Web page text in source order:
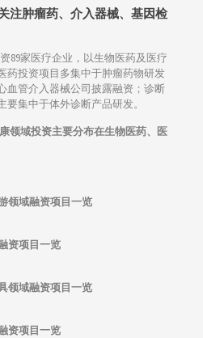
注肿瘤药、介入器械、基因检
89家医疗企业，以生物医药及医疗
药投资项目多集中于肿瘤药物研发
血管介入器械公司披露融资；诊断
集中于体外诊断产品研发。
领域投资主要分布在生物医药、医
领域融资项目一览
资项目一览
领域融资项目一览
资项目一览